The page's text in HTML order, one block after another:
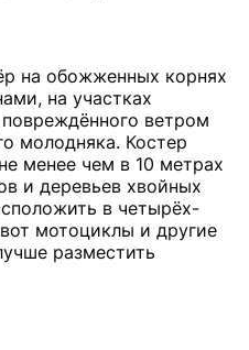
на обожженных корнях
на участках
ветром
молодняка. Костер
менее чем в 10 метрах
и деревьев хвойных
в четырёх-
мотоциклы и другие
разместить